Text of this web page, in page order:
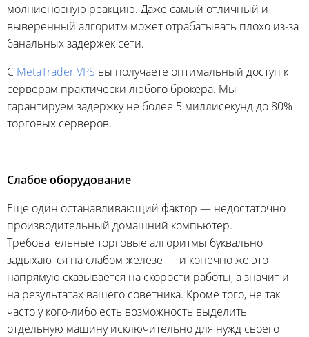
молниеносную реакцию. Даже самый отличный и
выверенный алгоритм может отрабатывать плохо из-за
банальных задержек сети.
С MetaTrader VPS вы получаете оптимальный доступ к
серверам практически любого брокера. Мы
гарантируем задержку не более 5 миллисекунд до 80%
торговых серверов.
Слабое оборудование
Еще один останавливающий фактор — недостаточно
производительный домашний компьютер.
Требовательные торговые алгоритмы буквально
задыхаются на слабом железе — и конечно же это
напрямую сказывается на скорости работы, а значит и
на результатах вашего советника. Кроме того, не так
часто у кого-либо есть возможность выделить
отдельную машину исключительно для нужд своего